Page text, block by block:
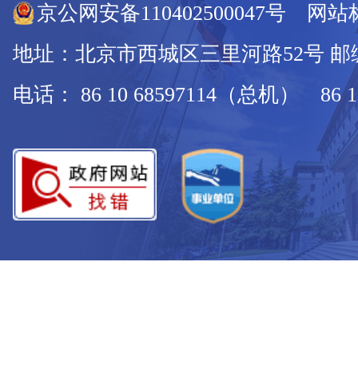
京公网安备110402500047号 网站
地址：北京市西城区三里河路52号 邮
电话： 86 10 68597114（总机） 86